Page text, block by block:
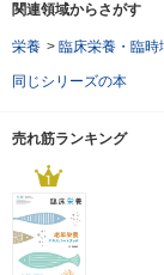
関連領域からさがす
栄養 > 臨床栄養・臨時
同じシリーズの本
売れ筋ランキング